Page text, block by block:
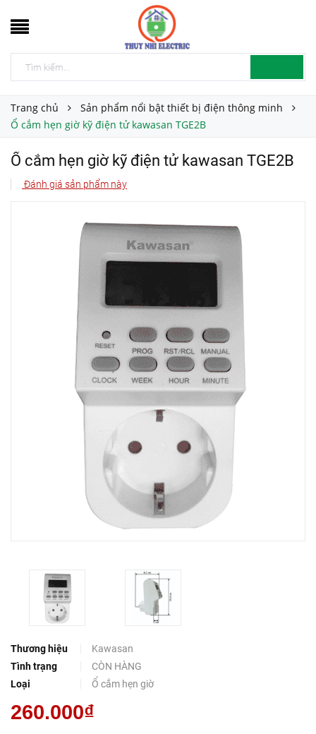
Trang chủ
Sản phẩm nổi bật thiết bị điện thông minh
Ổ cắm hẹn giờ kỹ điện tử kawasan TGE2B
Ổ cắm hẹn giờ kỹ điện tử kawasan TGE2B
Đánh giá sản phẩm này
Thương hiệu
Kawasan
Tình trạng
CÒN HÀNG
Loại
Ổ cắm hẹn giờ
260.000₫